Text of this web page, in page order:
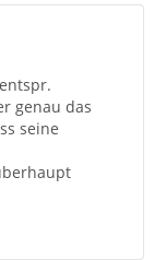
genau das
seine